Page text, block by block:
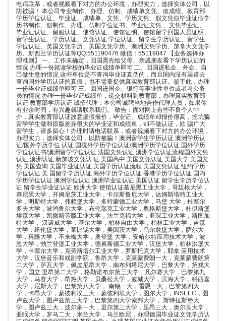
电话联系，或者视频看下对方的办公环境，办理实力，选择实体公司，以
防被骗！ 本公司专业制作、办理、仿制、成绩单文凭、改成绩、教育部
学历学位认证、毕业证、成绩单、文凭、学历文凭、假文凭假毕业证假学
历书制作、假制作、办理、仿制学位证书、毕业证文凭 、文凭毕业证、
毕业证认证、留服认证、使馆认证、使馆证明、使馆留学回国人员证明、
留学生认证、学历认证、文凭认证 学位认证、留学生学历认证、留学生
学位认证、英国文凭学历、美国文凭学历、澳洲文凭学历、加拿大文凭学
历、新西兰学历认证等QQ:551190476 微信：55119047 【业务选择办
理准则】 一、工作未确定，回国需先给父母、亲戚朋友看下学历认证的
情况 办理一份就读学校的毕业证成绩单即可 二、回国进私企、外企、自
己做生意的情况 这些单位是不查询毕业证真伪的，而且国内没有渠道去
查询国外学历认证的真假，也不需要提供真实教育部认证。鉴于此，办理
一份毕业证成绩单即可 三、回国进国企、银行等事业性单位或者考公务
员的情况 办理一份毕业证成绩单，递交材料到教育部，办理真实教育部
认证 教育部学历认证 诚招代理：本公司诚聘当地合作代理人员，如果你
有业余时间，有兴趣就请联系我们。 敬告：面对网上有些不良个人中
介，真实教育部认证故意虚假报价，毕业证、成绩单却报价很高，挖坑骗
留学学生做和原版差异很大的毕业证和成绩单，却不做认证，欺 骗广大
留学生，请多留心！办理时请电话联系，或者视频看下对方的办公环境，
办理实力，选择实体公司，以防被骗！澳洲留学生学历认证 澳洲学历认
证/国外学历学位 认证 国境外学历学位认证/澳洲学历学位认证 国外学历
学位认证书/澳洲留学学位认证 法国文凭认证 澳洲学位认证流程国外文凭
认证 澳洲认证 新加坡文凭认 证 美国高中 美国文凭认证 美国大学 美国文
凭 美国查询 美国毕业证认证 美国学历认证流程 美国文凭认证 纽约学历
学位认证 美 国留学学历认证 海外学历学位认证 香港学历学位认证 国内
学历学位认证 澳洲学位认证 澳洲毕业证认证 美国认证 留学生学历学位认
证 留学生毕业证认证 欧洲大学 使馆认证慕尼黑工业大学，哥廷根大学，
慕尼黑大学，开姆尼茨工业大学，卡尔斯鲁厄大学，达姆斯塔特工业大
学，明斯特大学，弗赖堡大学，多特蒙德工业大学，马堡 大学，杜塞尔
多夫大学，波鸿鲁尔大学，布伦瑞克工业大学，奥格斯堡大学，杜伊斯堡
埃森大学，凯撒斯劳滕工业大学，法兰克福大学，亚琛工业大学，斯图加
特大学， 汉诺威大学，基尔大学，柏林自由大学，柏林工业大学，吉森
大学，纽伦堡大学，莱比锡大学，美因茨大学，乌尔兹堡大学，萨尔大
学，科隆大学，不来梅大学，奥登堡 大学，安哈尔特应用技术大学，波
恩大学，勃兰登堡工业大学，德累斯顿工业大学，汉堡大学，柏林洪堡大
学，卡塞尔大学，克劳斯塔尔工业大学，罗斯托克大学，耶拿 应用技术
大学，汉堡音乐和戏剧学院，鲁昂大学，克莱蒙费朗一大，克莱蒙费朗第
二大学，萨瓦大学，佩皮尼昂大学，南布列塔尼大学，巴黎大学，第戎大
学，国立 里昂第二大学，格勒诺布尔第三大学，凡尔赛大学，巴黎第九
大学，马赛大学，昂热大学，贝桑松大学，波城大学，滨海大学，科西嘉
大学，尼斯大学，巴黎第八大学， 南锡一大，雷恩一大，巴黎第四大
学，卡昂大学，蒙彼利埃三大，蒙彼利埃大学，图尔大学，INSEEC，图
卢兹大学，图卢兹第三大学，巴黎第四大学索邦大学， 斯特拉斯堡大
学，图卢兹三大，波尔多一大，里尔第三大学，里昂三大，奥尔良大学，
亚眠大学，罗马二大，米兰大学，马兰欧尼，办理德国毕业证文凭学历认